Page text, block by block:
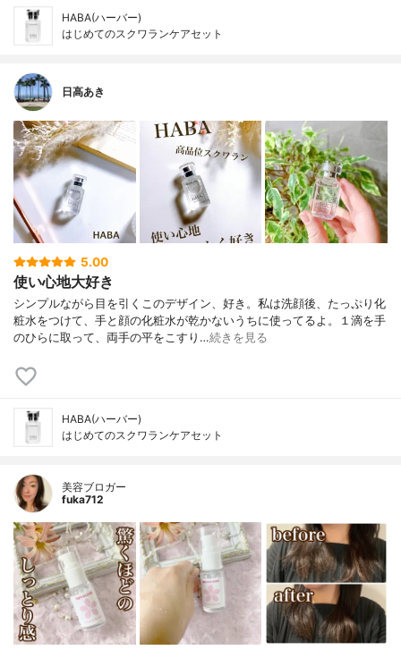
HABA(ハーバー)
はじめてのスクワランケアセット
日高あき
5.00
使い心地大好き
シンプルながら目を引くこのデザイン、好き。私は洗顔後、たっぷり化
粧水をつけて、手と顔の化粧水が乾かないうちに使ってるよ。１滴を手
のひらに取って、両手の平をこすり…続きを見る
HABA(ハーバー)
はじめてのスクワランケアセット
美容ブロガー
fuka712